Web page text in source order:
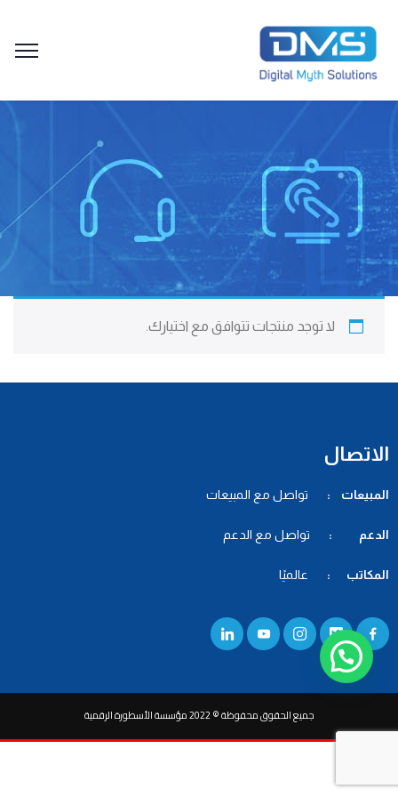
لا توجد منتجات تتوافق مع اختيارك.
الاتصال
المبيعات : تواصل مع المبيعات
الدعم : تواصل مع الدعم
المكاتب : عالميًا
جميع الحقوق محفوظة © 2022 مؤسسة الأسطورة الرقمية